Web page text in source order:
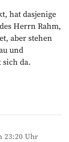
hat dasjenige
Herrn Rahm,
aber stehen
und
sich da.
23:20 Uhr